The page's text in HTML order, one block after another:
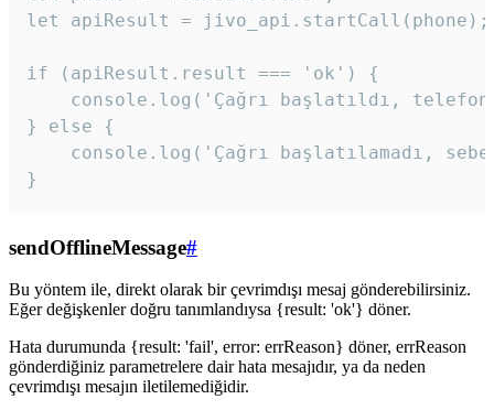
let apiResult = jivo_api.startCall(phone);
if (apiResult.result === 'ok') {
console.log('Çağrı başlatıldı,
} else {
console.log('Çağrı başlatılamadı,
}
sendOfflineMessage#
Bu yöntem ile, direkt olarak bir çevrimdışı mesaj gönderebilirsiniz.
Eğer değişkenler doğru tanımlandıysa {result: 'ok'} döner.
Hata durumunda {result: 'fail', error: errReason} döner, errReason
gönderdiğiniz parametrelere dair hata mesajıdır, ya da neden
çevrimdışı mesajın iletilemediğidir.